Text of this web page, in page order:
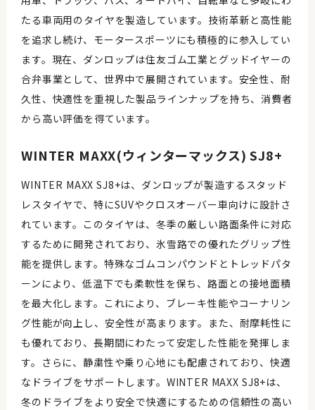
たる車両用のタイヤを製造しています。技術革新と高性能
を追求し続け、モータースポーツにも積極的に参入してい
ます。現在、ダンロップは住友ゴム工業とグッドイヤーの
合弁事業として、世界中で展開されています。安全性、耐
久性、快適性を重視した製品ラインナップを持ち、消費者
から高い評価を得ています。
WINTER MAXX(ウィンターマックス) SJ8+
WINTER MAXX SJ8+は、ダンロップが製造するスタッド
レスタイヤで、特にSUVやクロスオーバー車向けに設計さ
れています。このタイヤは、冬季の厳しい路面条件に対応
するために開発されており、氷雪路での優れたグリップ性
能を提供します。特殊なゴムコンパウンドとトレッドパタ
ーンにより、低温下でも柔軟性を保ち、路面との接地面積
を最大化します。これにより、ブレーキ性能やコーナリン
グ性能が向上し、安全性が高まります。また、耐摩耗性に
も優れており、長期間にわたって安定した性能を発揮しま
す。さらに、静粛性や乗り心地にも配慮されており、快適
なドライブをサポートします。WINTER MAXX SJ8+は、
冬のドライブをより安全で快適にするための信頼性の高い